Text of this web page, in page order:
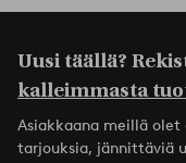
Uusi täällä?
kalleimmasta
Asiakkaana meillä olet
tarjouksia, jännittäviä